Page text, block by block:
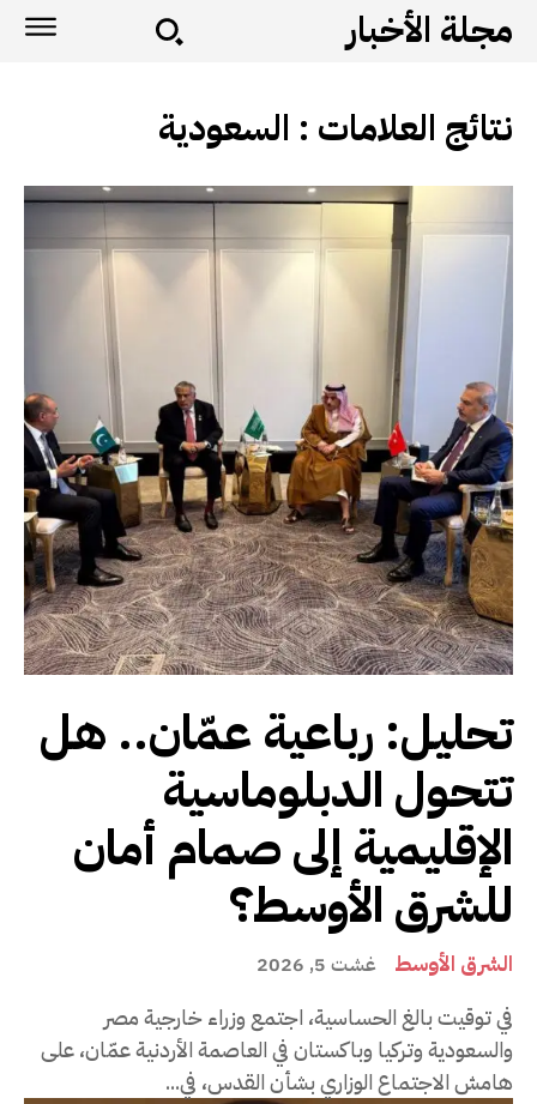
مجلة الأخبار
نتائج العلامات : السعودية
تحليل: رباعية عمّان.. هل
تتحول الدبلوماسية
الإقليمية إلى صمام أمان
للشرق الأوسط؟
الشرق الأوسط غشت 5, 2026
في توقيت بالغ الحساسية، اجتمع وزراء خارجية مصر
والسعودية وتركيا وباكستان في العاصمة الأردنية عمّان، على
هامش الاجتماع الوزاري بشأن القدس، في...